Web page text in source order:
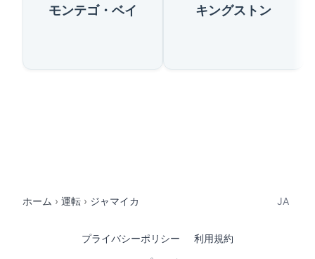
モンテゴ・ベイ キングストン
ホーム 運転 ジャマイカ JA
プライバシーポリシー 利用規約